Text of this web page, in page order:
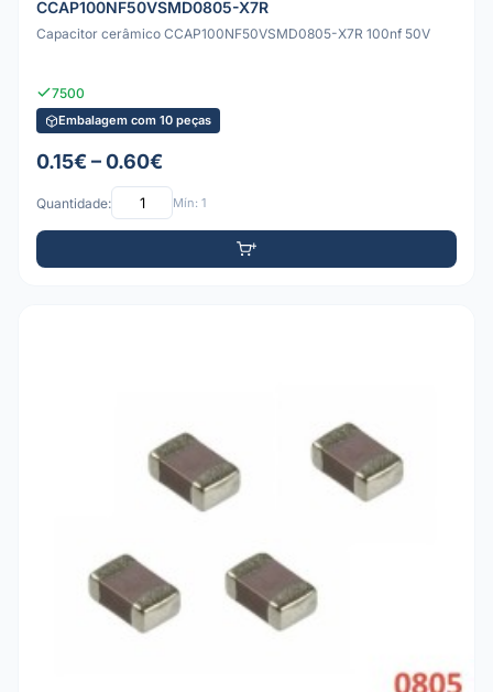
CCAP100NF50VSMD0805-X7R
Capacitor cerâmico CCAP100NF50VSMD0805-X7R 100nf 50V
7500
Embalagem com 10 peças
0.15€ – 0.60€
Quantidade: Mín: 1